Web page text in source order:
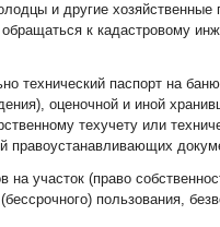
и другие хозяйственные
к кадастровому
технический паспорт на
оценочной и иной
техучету или
правоустанавливающих
участок (право
пользования,